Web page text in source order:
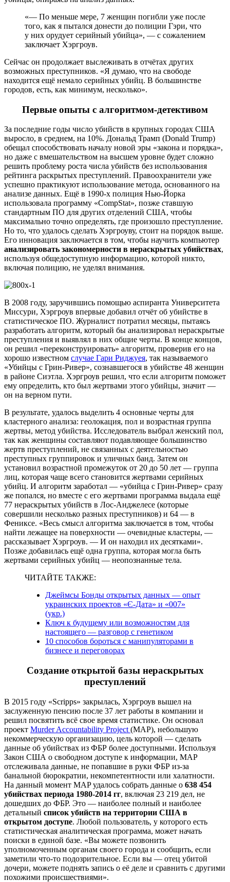
«— По меньше мере, 7 женщин погибли уже после
того, как я пытался донести до полиции Гэри, что
у них орудует серийный убийца», — с сожалением
заключает Хэргроув.
Сейчас он продолжает выслеживать в отчётах других
возможных преступников. «Я думаю, что на свободе
находится ещё немало серийных убийц. В большинстве
городов, есть, как минимум, несколько».
Первые опыты с алгоритмом-детективом
За последние годы число убийств в крупных городах США
выросло, в среднем, на 10%. Дональд Трамп (Donald Trump)
обещал способствовать началу новой эры «закона и порядка»,
но даже с вмешательством на высшем уровне будет сложно
решить проблему роста числа убийств без использования
рейтинга раскрытых преступлений. Правоохранители уже
успешно практикуют использование метода, основанного на
анализе данных. Ещё в 1990-х полиция Нью-Йорка
использовала программу «CompStat», позже ставшую
стандартным ПО для других отделений США, чтобы
максимально точно определять, где произошло преступление.
Но то, что удалось сделать Хэргроуву, стоит на порядок выше.
Его инновация заключается в том, чтобы научить компьютер
анализировать закономерности в нераскрытых убийствах,
используя общедоступную информацию, которой никто,
включая полицию, не уделял внимания.
В 2008 году, заручившись помощью аспиранта Университета
Миссури, Хэргроув впервые добавил отчёт об убийстве в
статистическое ПО. Журналист потратил месяцы, пытаясь
разработать алгоритм, который бы анализировал нераскрытые
преступления и выявлял в них общие черты. В конце концов,
он решил «переконструировать» алгоритм, проверив его на
хорошо известном случае Гари Риджуея, так называемого
«Убийцы с Грин-Ривер», сознавшегося в убийстве 48 женщин
в районе Сиэтла. Хэргроув решил, что если алгоритм поможет
ему определить, кто был жертвами этого убийцы, значит —
он на верном пути.
В результате, удалось выделить 4 основные черты для
кластерного анализа: геолокация, пол и возрастная группа
жертвы, метод убийства. Исследователь выбрал женский пол,
так как женщины составляют подавляющее большинство
жертв преступлений, не связанных с деятельностью
преступных группировок и уличных банд. Затем он
установил возрастной промежуток от 20 до 50 лет — группа
лиц, которая чаще всего становится жертвами серийных
убийц. И алгоритм заработал — «убийца с Грин-Ривер» сразу
же попался, но вместе с его жертвами программа выдала ещё
77 нераскрытых убийств в Лос-Анджелесе (которые
совершили несколько разных преступников) и 64 — в
Фениксе. «Весь смысл алгоритма заключается в том, чтобы
найти лежащее на поверхности — очевидные кластеры, —
рассказывает Хэргроув. — И он находил их десятками».
Позже добавилась ещё одна группа, которая могла быть
жертвами серийных убийц — неопознанные тела.
ЧИТАЙТЕ ТАКЖЕ:
Джеймсы Бонды открытых данных — опыт
украинских проектов «Є-Дата» и «007»
(укр.)
Ключ к будущему или возможностям для
настоящего — разговор с генетиком
10 способов бороться с манипуляторами в
бизнесе и переговорах
Создание открытой базы нераскрытых
преступлений
В 2015 году «Scripps» закрылась, Хэргроув вышел на
заслуженную пенсию после 37 лет работы в компании и
решил посвятить всё свое время статистике. Он основал
проект Murder Accountability Project (MAP), небольшую
некоммерческую организацию, цель которой — сделать
данные об убийствах из ФБР более доступными. Используя
Закон США о свободном доступе к информации, MAP
отслеживала данные, не попавшие в руки ФБР из-за
банальной бюрократии, некомпетентности или халатности.
На данный момент MAP удалось собрать данные о 638 454
убийствах периода 1980-2014 гг, включая 23 219 дел, не
дошедших до ФБР. Это — наиболее полный и наиболее
детальный список убийств на территории США в
открытом доступе. Любой пользователь, у которого есть
статистическая аналитическая программа, может начать
поиски в единой базе. «Вы можете позвонить
уполномоченным органам своего города и сообщить, если
заметили что-то подозрительное. Если вы — отец убитой
дочери, можете поднять запись о её деле и сравнить с другими
похожими происшествиями».